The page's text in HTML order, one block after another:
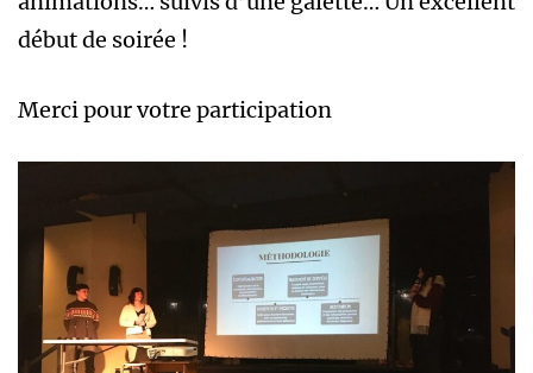
début de soirée !
Merci pour votre participation